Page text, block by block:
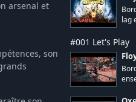
arsenal et
son
lag
#001 Let's Play